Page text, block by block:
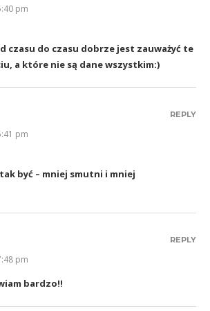
pm
czasu do czasu dobrze jest zauważyć te
a które nie są dane wszystkim:)
pm
być – mniej smutni i mniej
REPLY
pm
bardzo!!
REPLY